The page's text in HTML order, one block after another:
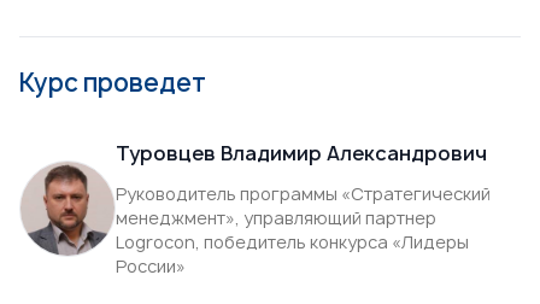
Курс проведет
Туровцев Владимир Александрович
Руководитель программы «Стратегический
менеджмент», управляющий партнер
Logrocon, победитель конкурса «Лидеры
России»